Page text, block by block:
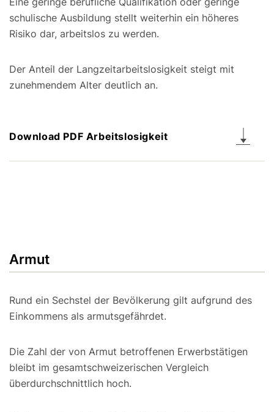
schulische Ausbildung stellt weiterhin ein höheres
Risiko dar, arbeitslos zu werden.
Der Anteil der Langzeitarbeitslosigkeit steigt mit
zunehmendem Alter deutlich an.
Download PDF Arbeitslosigkeit
Armut
Rund ein Sechstel der Bevölkerung gilt aufgrund des
Einkommens als armutsgefährdet.
Die Zahl der von Armut betroffenen Erwerbstätigen
bleibt im gesamtschweizerischen Vergleich
überdurchschnittlich hoch.